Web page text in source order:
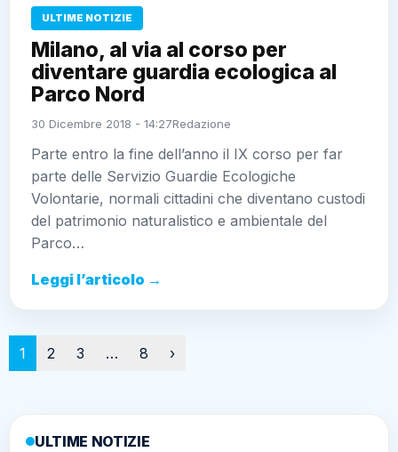
ULTIME NOTIZIE
Milano, al via al corso per
diventare guardia ecologica al
Parco Nord
30 Dicembre 2018 - 14:27Redazione
Parte entro la fine dell’anno il IX corso per far
parte delle Servizio Guardie Ecologiche
Volontarie, normali cittadini che diventano custodi
del patrimonio naturalistico e ambientale del
Parco…
Leggi l’articolo →
Paginazione
1 2 3 … 8 ›
ULTIME NOTIZIE